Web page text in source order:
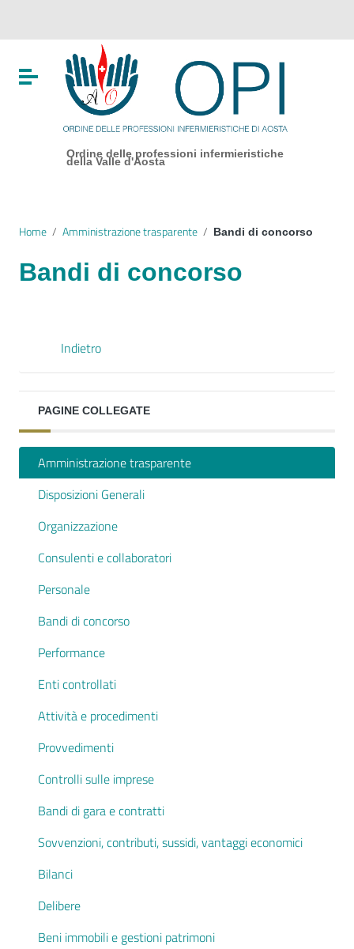
Attiva / disattiva la navigazione
Ordine delle professioni infermieristiche
della Valle d'Aosta
Home / Amministrazione trasparente / Bandi di concorso
Bandi di concorso
Indietro
PAGINE COLLEGATE
Amministrazione trasparente
Disposizioni Generali
Organizzazione
Consulenti e collaboratori
Personale
Bandi di concorso
Performance
Enti controllati
Attività e procedimenti
Provvedimenti
Controlli sulle imprese
Bandi di gara e contratti
Sovvenzioni, contributi, sussidi, vantaggi economici
Bilanci
Delibere
Beni immobili e gestioni patrimoni